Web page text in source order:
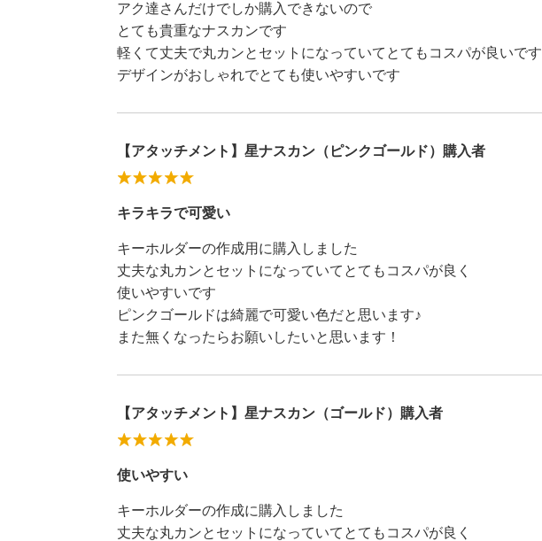
アク達さんだけでしか購入できないので
とても貴重なナスカンです
軽くて丈夫で丸カンとセットになっていてとてもコスパが良いです
デザインがおしゃれでとても使いやすいです
【アタッチメント】星ナスカン（ピンクゴールド）購入者
キラキラで可愛い
キーホルダーの作成用に購入しました
丈夫な丸カンとセットになっていてとてもコスパが良く
使いやすいです
ピンクゴールドは綺麗で可愛い色だと思います♪
また無くなったらお願いしたいと思います！
【アタッチメント】星ナスカン（ゴールド）購入者
使いやすい
キーホルダーの作成に購入しました
丈夫な丸カンとセットになっていてとてもコスパが良く